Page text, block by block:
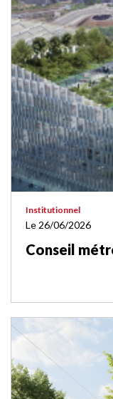
Institutionnel
Le 26/06/2026
Conseil